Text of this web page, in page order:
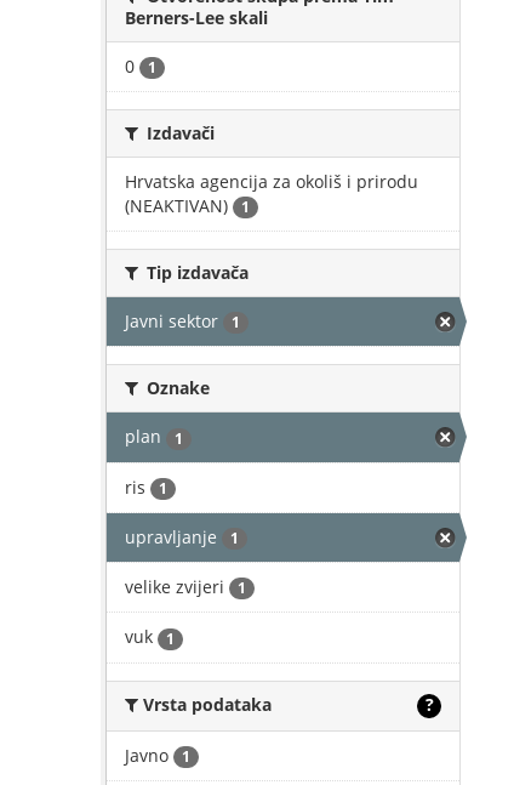
Berners-Lee skali
0 1
Izdavači
Hrvatska agencija za okoliš i prirodu
(NEAKTIVAN)
1
Tip izdavača
Javni sektor 1
Oznake
plan 1
ris 1
upravljanje 1
velike zvijeri 1
vuk 1
Vrsta podataka ?
Javno 1